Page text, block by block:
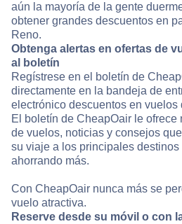
aún la mayoría de la gente
obtener grandes descuentos en
Reno.
Obtenga alertas en ofertas de
al boletín
Regístrese en el boletín de
directamente en la bandeja de
electrónico descuentos en vuelos
El boletín de CheapOair le ofrece
de vuelos, noticias y consejos
su viaje a los principales destinos
ahorrando más.
Con CheapOair nunca más se
vuelo atractiva.
Reserve desde su móvil o con